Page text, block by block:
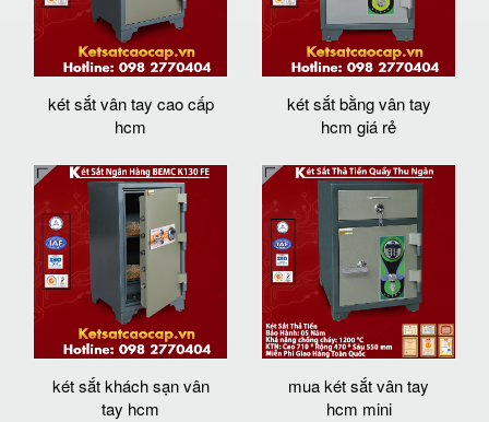
két sắt vân tay cao cấp
hcm
két sắt bằng vân tay
hcm giá rẻ
két sắt khách sạn vân
tay hcm
mua két sắt vân tay
hcm mini